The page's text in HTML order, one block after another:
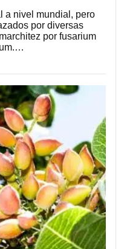
a nivel mundial, pero
por diversas
por fusarium